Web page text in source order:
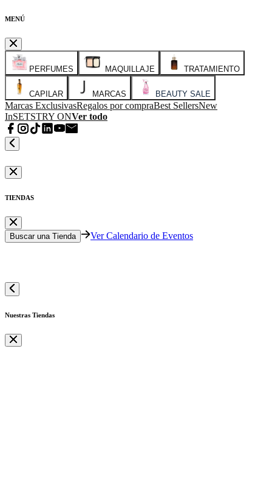
MENÚ
PERFUMES MAQUILLAJE TRATAMIENTO
CAPILAR MARCAS BEAUTY SALE
Marcas ExclusivasRegalos por compraBest SellersNew
InSETSTRY ONVer todo
TIENDAS
Buscar una Tienda Ver Calendario de Eventos
Nuestras Tiendas